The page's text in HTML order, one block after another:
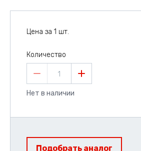
Цена за 1 шт.
Количество
1
Нет в наличии
Подобрать аналог